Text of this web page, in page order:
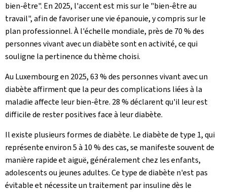
bien-être". En 2025, l'accent est mis sur le "bien-être au
travail", afin de favoriser une vie épanouie, y compris sur le
plan professionnel. À l'échelle mondiale, près de 70 % des
personnes vivant avec un diabète sont en activité, ce qui
souligne la pertinence du thème choisi.
Au Luxembourg en 2025, 63 % des personnes vivant avec un
diabète affirment que la peur des complications liées à la
maladie affecte leur bien-être. 28 % déclarent qu'il leur est
difficile de rester positives face à leur diabète.
Il existe plusieurs formes de diabète. Le diabète de type 1, qui
représente environ 5 à 10 % des cas, se manifeste souvent de
manière rapide et aiguë, généralement chez les enfants,
adolescents ou jeunes adultes. Ce type de diabète n'est pas
évitable et nécessite un traitement par insuline dès le